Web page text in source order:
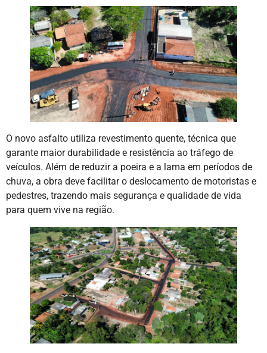
O novo asfalto utiliza revestimento quente, técnica que
garante maior durabilidade e resistência ao tráfego de
veículos. Além de reduzir a poeira e a lama em períodos de
chuva, a obra deve facilitar o deslocamento de motoristas e
pedestres, trazendo mais segurança e qualidade de vida
para quem vive na região.